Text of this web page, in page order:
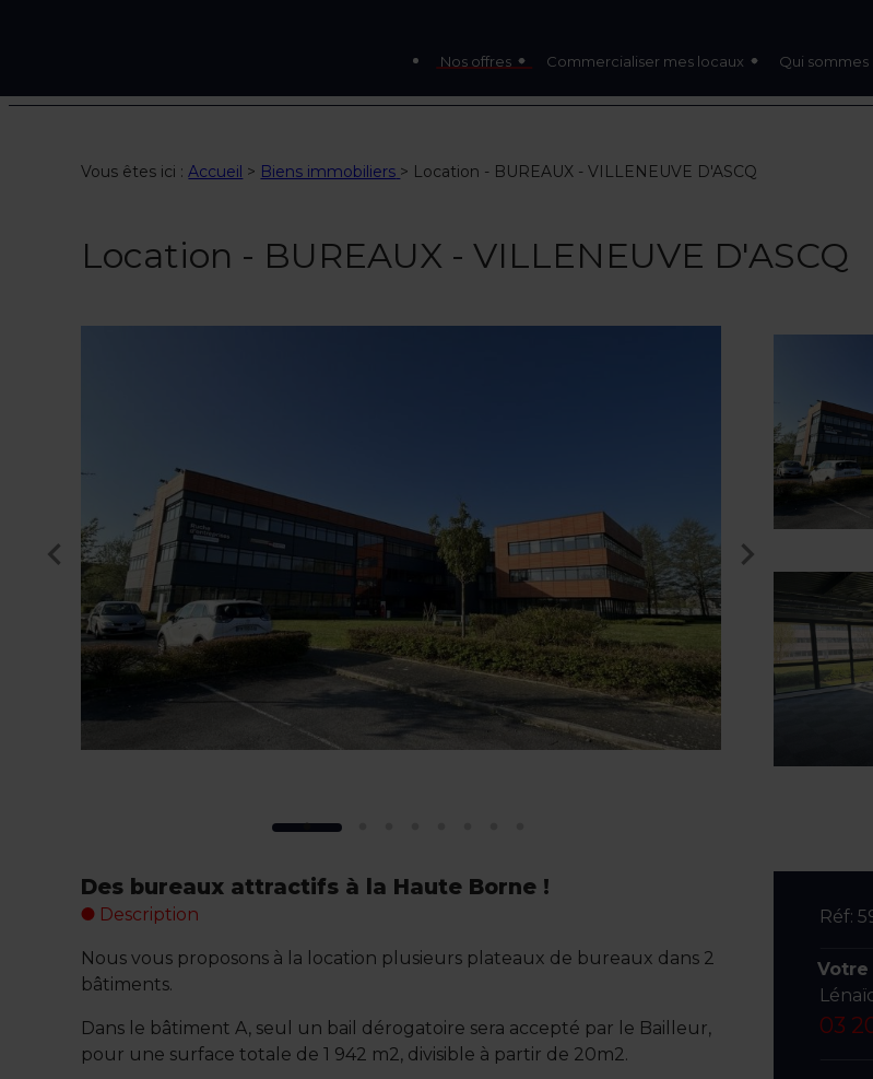
Nos offres Commercialiser mes locaux Qui sommes
Vous êtes ici :Accueil > Biens immobiliers > Location - BUREAUX - VILLENEUVE D'ASCQ
Location - BUREAUX - VILLENEUVE D'ASCQ
Des bureaux attractifs à la Haute Borne !
Description
Nous vous proposons à la location plusieurs plateaux de bureaux dans 2
bâtiments.
Dans le bâtiment A, seul un bail dérogatoire sera accepté par le Bailleur,
pour une surface totale de 1 942 m2, divisible à partir de 20m2.
Réf:
03